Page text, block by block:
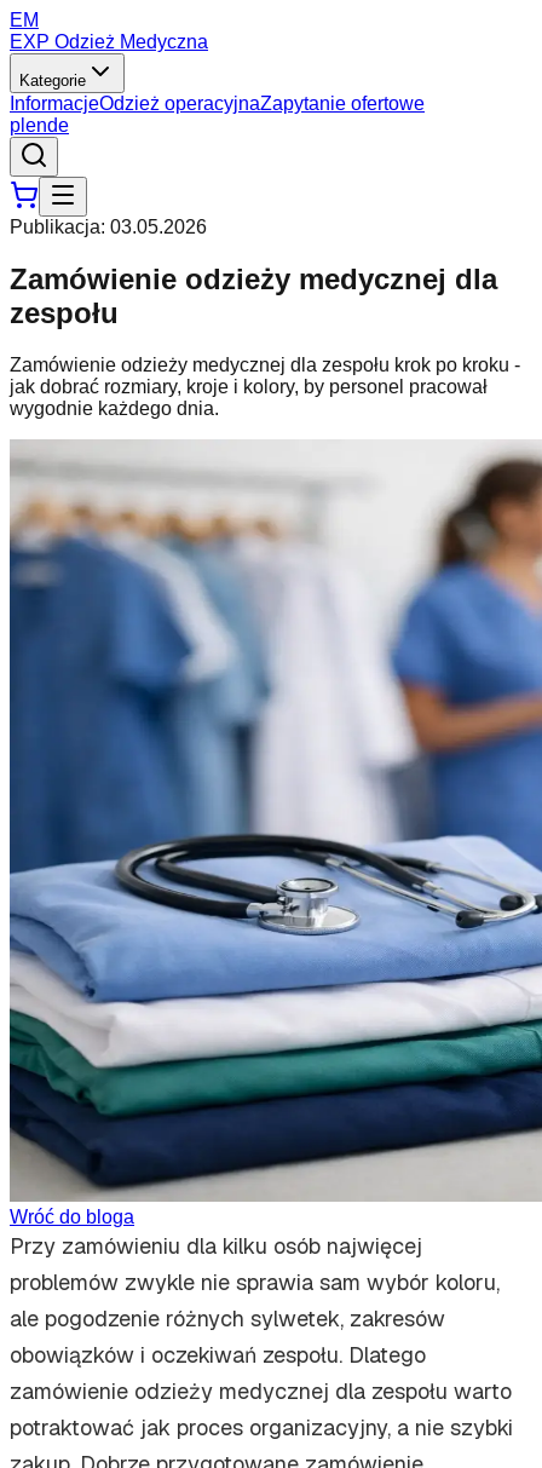
EM
EXP Odzież Medyczna
Kategorie
InformacjeOdzież operacyjnaZapytanie ofertowe
pl ende
Publikacja: 03.05.2026
Zamówienie odzieży medycznej dla
zespołu
Zamówienie odzieży medycznej dla zespołu krok po kroku -
jak dobrać rozmiary, kroje i kolory, by personel pracował
wygodnie każdego dnia.
Wróć do bloga
Przy zamówieniu dla kilku osób najwięcej
problemów zwykle nie sprawia sam wybór koloru,
ale pogodzenie różnych sylwetek, zakresów
obowiązków i oczekiwań zespołu. Dlatego
zamówienie odzieży medycznej dla zespołu warto
potraktować jak proces organizacyjny, a nie szybki